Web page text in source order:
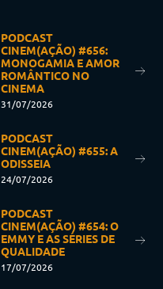
PODCAST
CINEM(AÇÃO) #656:
MONOGAMIA E AMOR
ROMÂNTICO NO
CINEMA
31/07/2026
PODCAST
CINEM(AÇÃO) #655: A
ODISSEIA
24/07/2026
PODCAST
CINEM(AÇÃO) #654: O
EMMY E AS SÉRIES DE
QUALIDADE
17/07/2026